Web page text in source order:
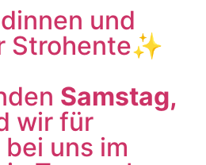
und
Strohente✨
Samstag,
wir für
uns im